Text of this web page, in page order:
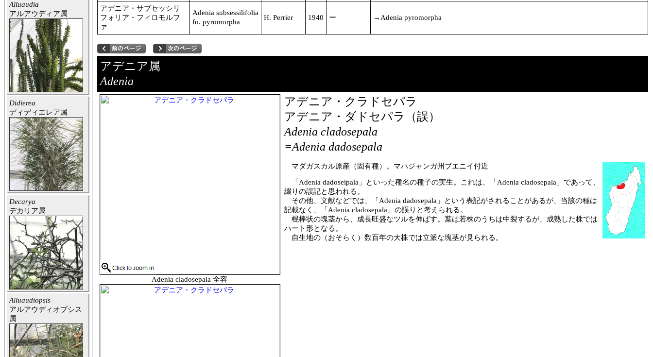
Alluaudia
アルアウディア属
Didierea
ディディエレア属
Decarya
デカリア属
Alluaudiopsis
アルアウディオプシス
属
アデニア・サブセッシリ
フォリア・フィロモルフ
ァ
Adenia subsessilifolia
fo. pyromorpha
H. Perrier 1940 ー →Adenia pyromorpha
アデニア属
Adenia
Adenia cladosepala 全容
アデニア・クラドセパラ
アデニア・ダドセパラ（誤）
Adenia cladosepala
=Adenia dadosepala
マダガスカル原産（固有種）。マハジャンガ州ブエニイ付近
「Adenia dadoseipala」といった種名の種子の実生。これは、「Adenia cladosepala」であって、
綴りの誤記と思われる。
その他、文献などでは、「Adenia dadosepala」という表記がされることがあるが、当該の種は
記載なく、「Adenia cladosepala」の誤りと考えられる。
棍棒状の塊茎から、成長旺盛なツルを伸ばす。葉は若株のうちは中裂するが、成熟した株では
ハート形となる。
自生地の（おそらく）数百年の大株では立派な塊茎が見られる。